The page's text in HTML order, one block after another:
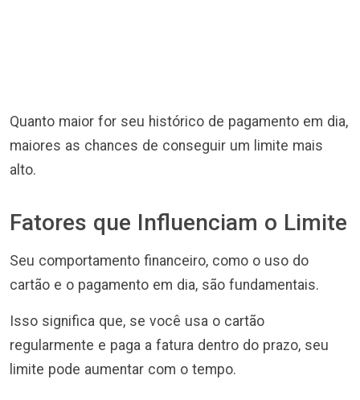
Quanto maior for seu histórico de pagamento em dia,
maiores as chances de conseguir um limite mais
alto.
Fatores que Influenciam o Limite
Seu comportamento financeiro, como o uso do
cartão e o pagamento em dia, são fundamentais.
Isso significa que, se você usa o cartão
regularmente e paga a fatura dentro do prazo, seu
limite pode aumentar com o tempo.